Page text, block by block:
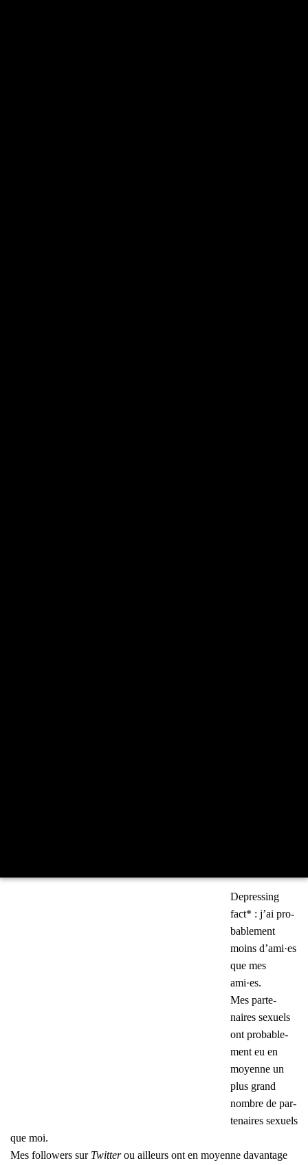
Depres­sing
fact* : j’ai pro­
ba­ble­ment
moins d’ami·es
que mes
ami·es.
Mes par­te­
naires sexuels
ont pro­ba­ble­
ment eu en
moyenne un
plus grand
nombre de par­
te­naires sexuels
que moi.
Mes fol­lo­wers sur Twit­terou ailleurs ont en moyenne davan­tage